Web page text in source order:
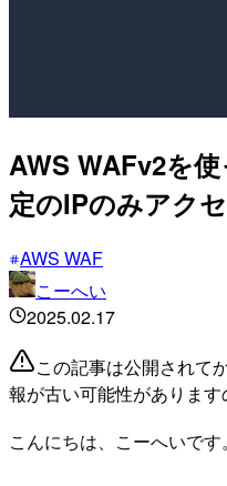
AWS WAFv2を
定のIPのみアク
AWS WAF
こーへい
2025.02.17
この記事は公開されて
報が古い可能性があります
こんにちは、こーへいです。